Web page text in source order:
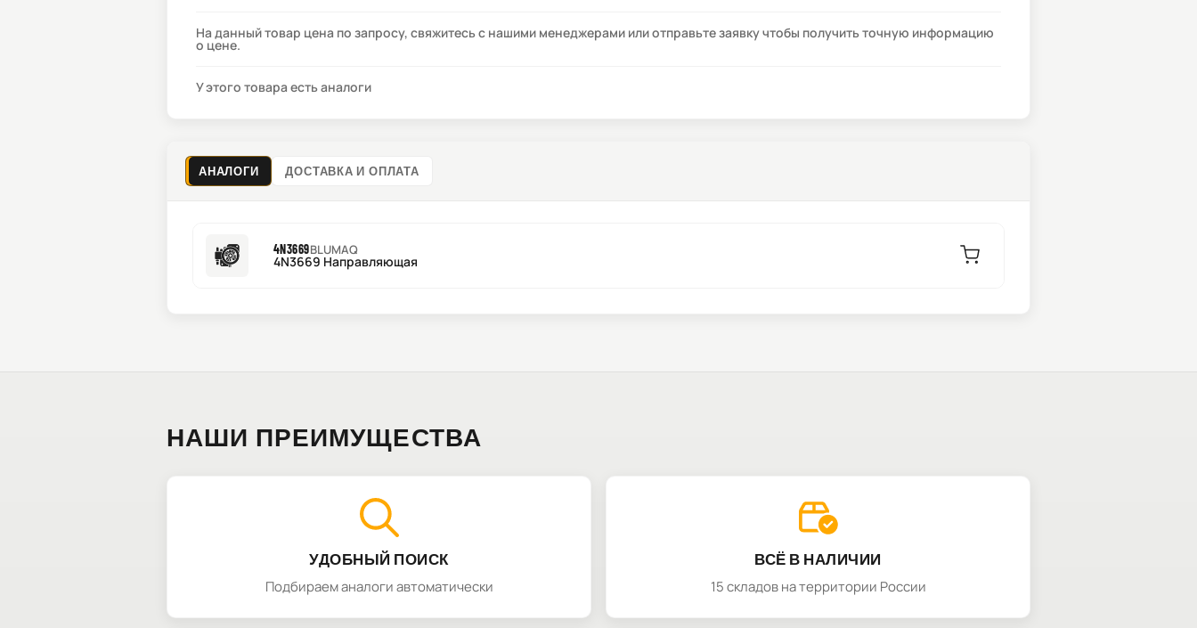
На данный товар цена по запросу, свяжитесь с нашими менеджерами или отправьте заявку чтобы получить точную информацию
о цене.
У этого товара есть аналоги
АНАЛОГИ ДОСТАВКА И ОПЛАТА
4N3669BLUMAQ
4N3669 Направляющая
НАШИ ПРЕИМУЩЕСТВА
УДОБНЫЙ ПОИСК
Подбираем аналоги автоматически
ВСЁ В НАЛИЧИИ
15 складов на территории России